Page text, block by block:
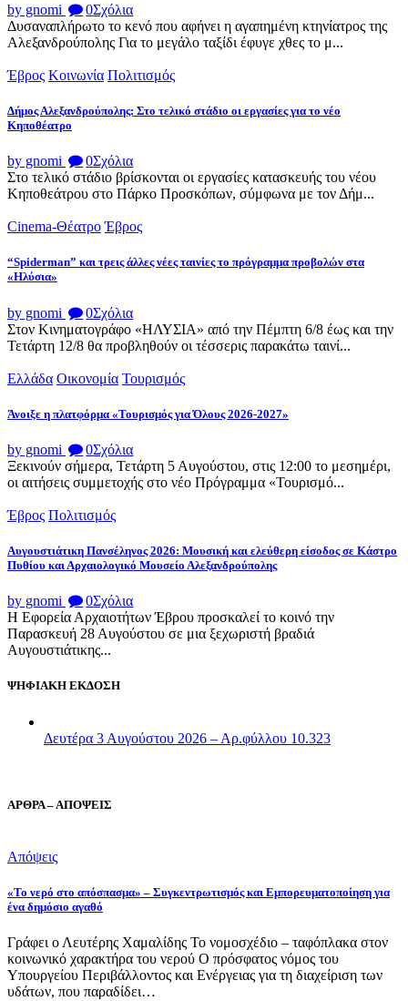
by gnomi 0Σχόλια
Δυσαναπλήρωτο το κενό που αφήνει η αγαπημένη κτηνίατρος της
Αλεξανδρούπολης Για το μεγάλο ταξίδι έφυγε χθες το μ...
Έβρος Κοινωνία Πολιτισμός
Δήμος Αλεξανδρούπολης: Στο τελικό στάδιο οι εργασίες για το νέο
Κηποθέατρο
by gnomi 0Σχόλια
Στο τελικό στάδιο βρίσκονται οι εργασίες κατασκευής του νέου
Κηποθεάτρου στο Πάρκο Προσκόπων, σύμφωνα με τον Δήμ...
Cinema-Θέατρο Έβρος
“Spiderman” και τρεις άλλες νέες ταινίες το πρόγραμμα προβολών στα
«Ηλύσια»
by gnomi 0Σχόλια
Στον Κινηματογράφο «ΗΛΥΣΙΑ» από την Πέμπτη 6/8 έως και την
Τετάρτη 12/8 θα προβληθούν οι τέσσερις παρακάτω ταινί...
Ελλάδα Οικονομία Τουρισμός
Άνοιξε η πλατφόρμα «Τουρισμός για Όλους 2026-2027»
by gnomi 0Σχόλια
Ξεκινούν σήμερα, Τετάρτη 5 Αυγούστου, στις 12:00 το μεσημέρι,
οι αιτήσεις συμμετοχής στο νέο Πρόγραμμα «Τουρισμό...
Έβρος Πολιτισμός
Αυγουστιάτικη Πανσέληνος 2026: Μουσική και ελεύθερη είσοδος σε Κάστρο
Πυθίου και Αρχαιολογικό Μουσείο Αλεξανδρούπολης
by gnomi 0Σχόλια
Η Εφορεία Αρχαιοτήτων Έβρου προσκαλεί το κοινό την
Παρασκευή 28 Αυγούστου σε μια ξεχωριστή βραδιά
Αυγουστιάτικης...
ΨΗΦΙΑΚΗ ΕΚΔΟΣΗ
Δευτέρα 3 Αυγούστου 2026 – Αρ.φύλλου 10.323
ΑΡΘΡΑ – ΑΠΟΨΕΙΣ
Απόψεις
«Το νερό στο απόσπασμα» – Συγκεντρωτισμός και Εμπορευματοποίηση για
ένα δημόσιο αγαθό
Γράφει ο Λευτέρης Χαμαλίδης Το νομοσχέδιο – ταφόπλακα στον
κοινωνικό χαρακτήρα του νερού Ο πρόσφατος νόμος του
Υπουργείου Περιβάλλοντος και Ενέργειας για τη διαχείριση των
υδάτων, που παραδίδει…